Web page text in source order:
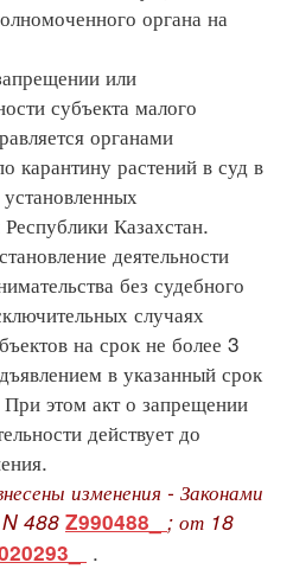
органа на
или
субъекта малого
органами
карантину растений в суд в
Казахстан.
деятельности
без судебного
случаях
на срок не более 3
в указанный срок
При этом акт о запрещении
действует до
изменения - Законами
488 Z990488_ ; от 18
.